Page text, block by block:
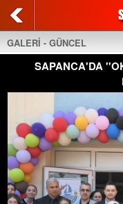
GALERİ - GÜNCEL
SAPANCA'DA